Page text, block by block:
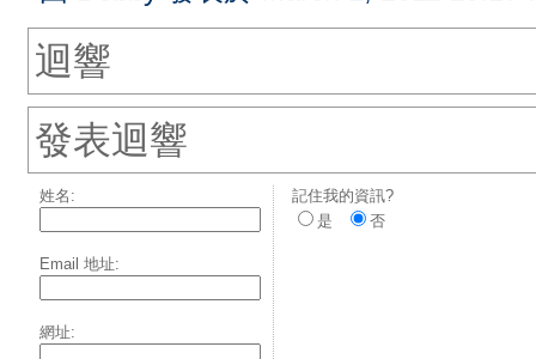
迴響
發表迴響
姓名:
Email 地址:
網址:
記住我的資訊?
是
否